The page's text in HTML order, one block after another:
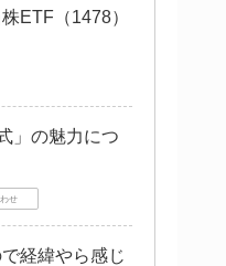
ETF（1478）
」の魅力につ
せ
経緯やら感じ